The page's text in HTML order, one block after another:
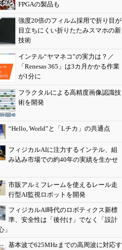
FPGAの製品も
強度20倍のフィルム採用で折り目が
目立ちにくい折りたたみスマホの新
技術
インテル“ヤマネコ”の実力は？／
「Renesas 365」は3カ月かかる作業
が1分に
フラクタルによる高精度画像認識技
術を開発
“Hello, World”と「Lチカ」の共通点
フィジカルAIに注力するインテル、組
み込み市場での約40年の実績を生かせ
市販アルミフレームを使えるレール走
行型AI監視ロボットを開発
フィジカルAI時代のロボティクス新標
準、安全性は「後付け」でなく「設計
」
基本波で625MHzまでの高周波に対応す